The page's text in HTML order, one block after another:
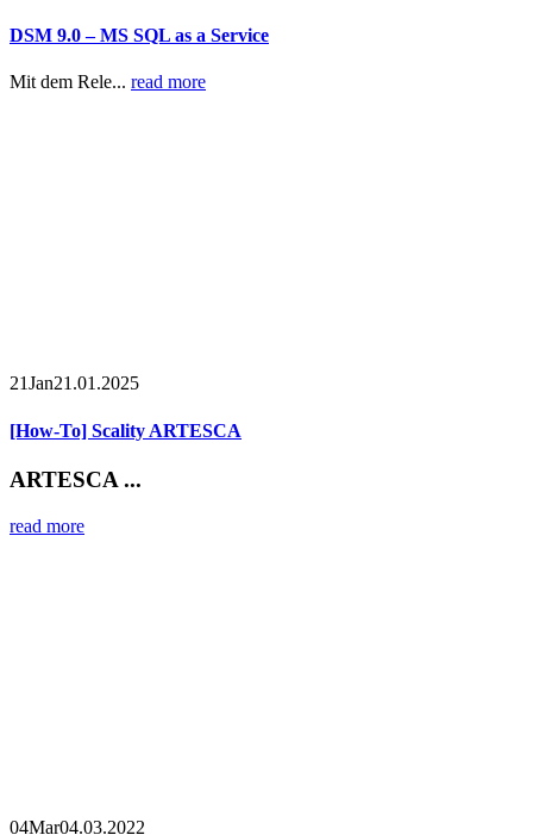
DSM 9.0 – MS SQL as a Service
Mit dem Rele... read more
21Jan21.01.2025
[How-To] Scality ARTESCA
ARTESCA ...
read more
04Mar04.03.2022